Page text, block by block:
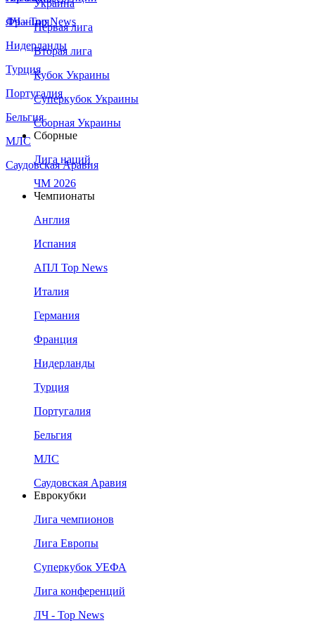
Франция
Нидерланды
Турция
Португалия
Бельгия
МЛС
Саудовская Аравия
ЛЧ - Top News
Украина
Первая лига
Вторая лига
Кубок Украины
Суперкубок Украины
Сборная Украины
Сборные
Лига наций
ЧМ 2026
Чемпионаты
Англия
Испания
АПЛ Top News
Италия
Германия
Франция
Нидерланды
Турция
Португалия
Бельгия
МЛС
Саудовская Аравия
Еврокубки
Лига чемпионов
Лига Европы
Суперкубок УЕФА
Лига конференций
ЛЧ - Top News